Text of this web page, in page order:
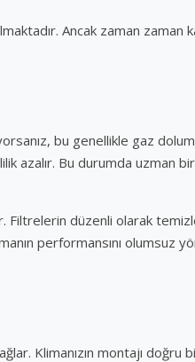
Ancak zaman zaman
bu genellikle gaz
azalır. Bu durumda uzman
düzenli olarak
performansını
Klimanızın montajı doğru